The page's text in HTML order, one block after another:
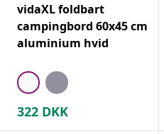
vidaXL foldbart
campingbord 60x45 cm
aluminium hvid
322 DKK